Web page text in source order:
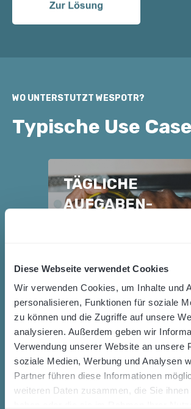
Diese Webseite verwendet Cookies
Wir verwenden Cookies, um Inhalte und
personalisieren, Funktionen für soziale
zu können und die Zugriffe auf unsere
analysieren. Außerdem geben wir
Verwendung unserer Website an unsere
soziale Medien, Werbung und Analysen
Partner führen diese Informationen
weiteren Daten zusammen, die Sie
WO UNTERSTÜTZT WESPOTR?
Typische Use
TÄGLICHE
AUFGABEN-
N
To-dos mit
Das
Klarheit für alle
– ob Frühdienst oder
Nachtschicht
OBJEKT-